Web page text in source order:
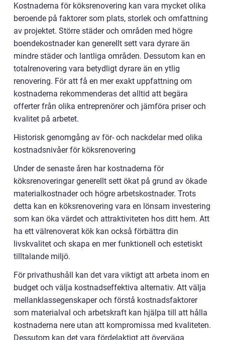
Kostnaderna för köksrenovering kan vara mycket olika
beroende på faktorer som plats, storlek och omfattning
av projektet. Större städer och områden med högre
boendekostnader kan generellt sett vara dyrare än
mindre städer och lantliga områden. Dessutom kan en
totalrenovering vara betydligt dyrare än en ytlig
renovering. För att få en mer exakt uppfattning om
kostnaderna rekommenderas det alltid att begära
offerter från olika entreprenörer och jämföra priser och
kvalitet på arbetet.
Historisk genomgång av för- och nackdelar med olika
kostnadsnivåer för köksrenovering
Under de senaste åren har kostnaderna för
köksrenoveringar generellt sett ökat på grund av ökade
materialkostnader och högre arbetskostnader. Trots
detta kan en köksrenovering vara en lönsam investering
som kan öka värdet och attraktiviteten hos ditt hem. Att
ha ett välrenoverat kök kan också förbättra din
livskvalitet och skapa en mer funktionell och estetiskt
tilltalande miljö.
För privathushåll kan det vara viktigt att arbeta inom en
budget och välja kostnadseffektiva alternativ. Att välja
mellanklassegenskaper och förstå kostnadsfaktorer
som materialval och arbetskraft kan hjälpa till att hålla
kostnaderna nere utan att kompromissa med kvaliteten.
Dessutom kan det vara fördelaktigt att överväga